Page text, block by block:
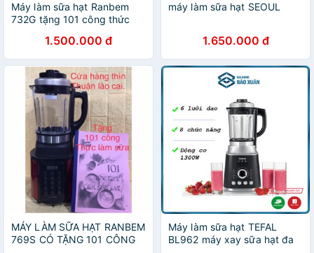
Máy làm sữa hạt Ranbem
732G tặng 101 công thức
1.500.000 đ
máy làm sữa hạt SEOUL
1.650.000 đ
MÁY LÀM SỮA HẠT RANBEM
769S CÓ TẶNG 101 CÔNG
Máy làm sữa hạt TEFAL
BL962 máy xay sữa hạt đa